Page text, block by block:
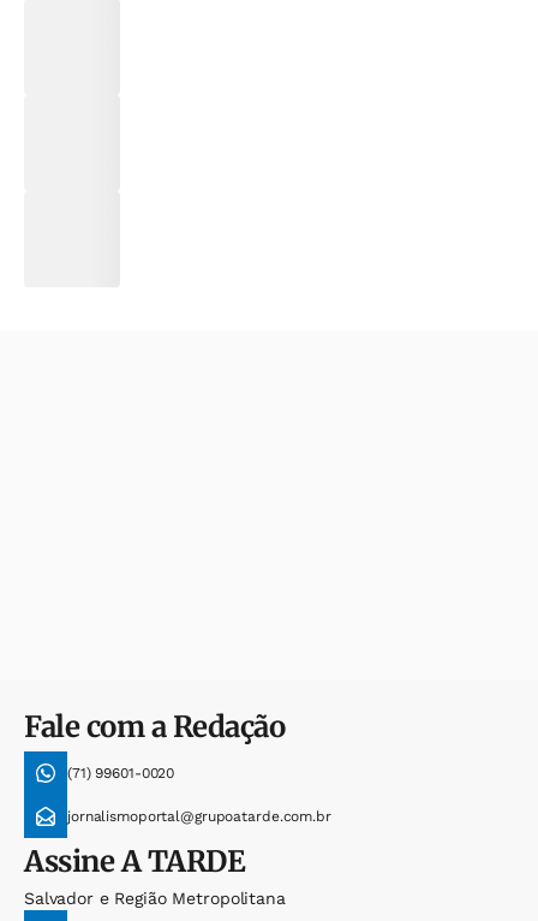
Fale com a Redação
(71) 99601-0020
jornalismoportal@grupoatarde.com.br
AssineA TARDE
Salvador e Região Metropolitana